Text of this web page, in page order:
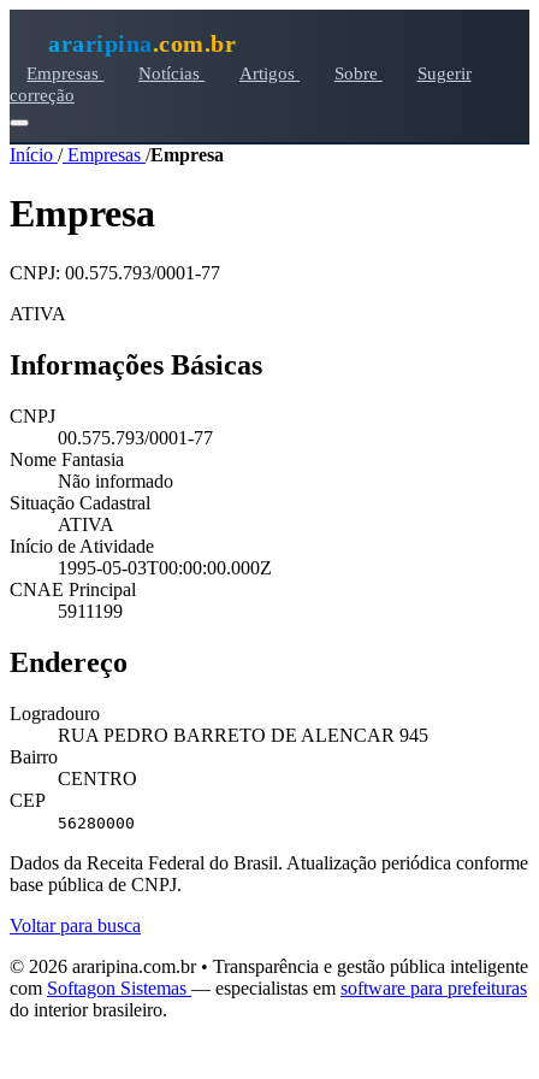
araripina.com.br
Empresas Notícias Artigos Sobre
Sugerir
correção
Início /Empresas /Empresa
Empresa
CNPJ: 00.575.793/0001-77
ATIVA
Informações Básicas
CNPJ
00.575.793/0001-77
Nome Fantasia
Não informado
Situação Cadastral
ATIVA
Início de Atividade
1995-05-03T00:00:00.000Z
CNAE Principal
5911199
Endereço
Logradouro
RUA PEDRO BARRETO DE ALENCAR 945
Bairro
CENTRO
CEP
56280000
Dados da Receita Federal do Brasil. Atualização periódica conforme
base pública de CNPJ.
Voltar para busca
© 2026 araripina.com.br • Transparência e gestão pública inteligente
com Softagon Sistemas — especialistas em software para prefeituras
do interior brasileiro.